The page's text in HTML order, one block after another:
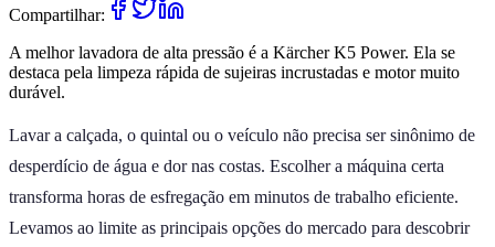
Compartilhar:
A melhor lavadora de alta pressão é a Kärcher K5 Power. Ela se
destaca pela limpeza rápida de sujeiras incrustadas e motor muito
durável.
Lavar a calçada, o quintal ou o veículo não precisa ser sinônimo de
desperdício de água e dor nas costas. Escolher a máquina certa
transforma horas de esfregação em minutos de trabalho eficiente.
Levamos ao limite as principais opções do mercado para descobrir